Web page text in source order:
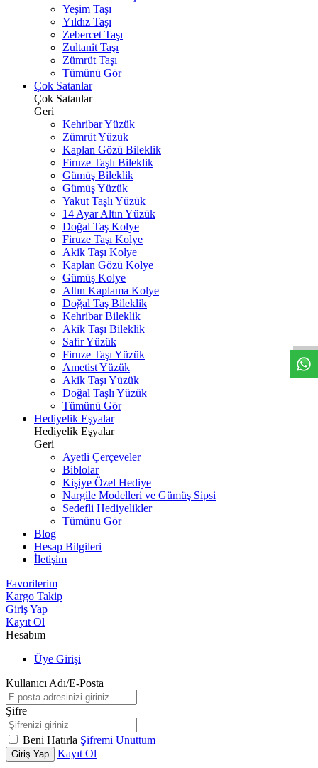
Yeşim Taşı
Yıldız Taşı
Zebercet Taşı
Zultanit Taşı
Zümrüt Taşı
Tümünü Gör
Çok Satanlar
Çok Satanlar
Geri
Kehribar Yüzük
Zümrüt Yüzük
Kaplan Gözü Bileklik
Firuze Taşlı Bileklik
Gümüş Bileklik
Gümüş Yüzük
Yakut Taşlı Yüzük
14 Ayar Altın Yüzük
Doğal Taş Kolye
Firuze Taşı Kolye
Akik Taşı Kolye
Kaplan Gözü Kolye
Gümüş Kolye
Altın Kaplama Kolye
Doğal Taş Bileklik
Kehribar Bileklik
Akik Taşı Bileklik
Safir Yüzük
Firuze Taşı Yüzük
Ametist Yüzük
Akik Taşı Yüzük
Doğal Taşlı Yüzük
Tümünü Gör
Hediyelik Eşyalar
Hediyelik Eşyalar
Geri
Ayetli Çerçeveler
Biblolar
Kişiye Özel Hediye
Nargile Modelleri ve Gümüş Sipsi
Sedefli Hediyelikler
Tümünü Gör
Blog
Hesap Bilgileri
İletişim
Favorilerim
Kargo Takip
Giriş Yap
Kayıt Ol
Hesabım
Üye Girişi
Kullanıcı Adı/E-Posta
Şifre
Beni Hatırla Şifremi Unuttum
Giriş Yap Kayıt Ol